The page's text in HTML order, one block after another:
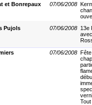
et Bonrepaux
07/06/2008
Pujols
07/06/2008 13e
07/06/2008